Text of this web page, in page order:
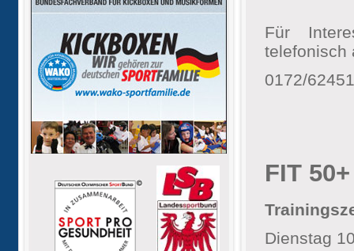
Für
telefonisch
0172/
FIT 50+
Dienstag